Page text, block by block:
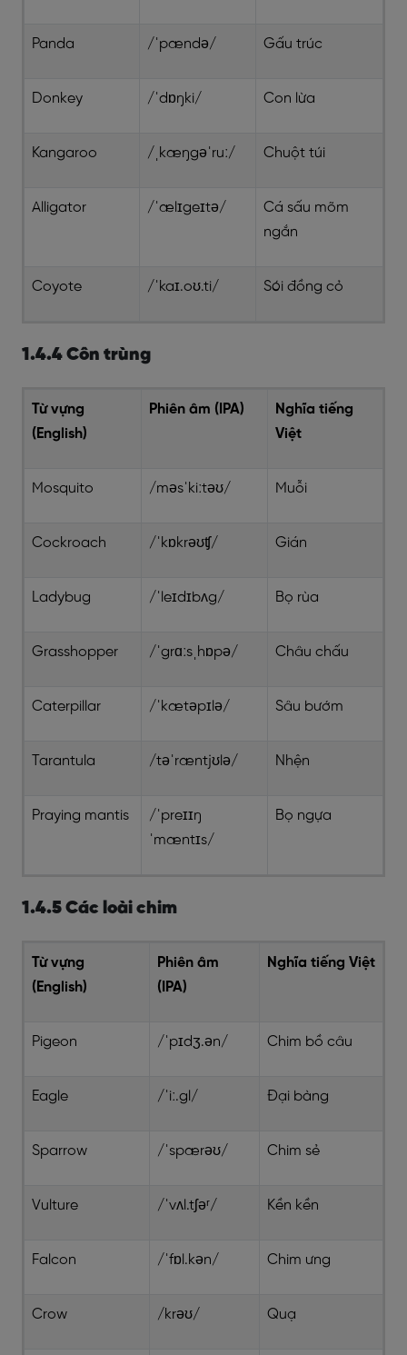
Panda /ˈpændə/ Gấu trúc
Donkey /ˈdɒŋki/ Con lừa
Kangaroo /ˌkæŋgəˈruː/ Chuột túi
Alligator /ˈælɪgeɪtə/
Cá sấu mõm
ngắn
Coyote /ˈkaɪ.oʊ.ti/ Sói đồng cỏ
1.4.4 Côn trùng
Từ vựng
(English)
Phiên âm (IPA)
Nghĩa tiếng
Việt
Mosquito /məsˈkiːtəʊ/ Muỗi
Cockroach /ˈkɒkrəʊʧ/ Gián
Ladybug /ˈleɪdɪbʌg/ Bọ rùa
Grasshopper /ˈgrɑːsˌhɒpə/ Châu chấu
Caterpillar /ˈkætəpɪlə/ Sâu bướm
Tarantula /təˈræntjʊlə/ Nhện
Praying mantis
/ˈpreɪɪŋ
ˈmæntɪs/
Bọ ngựa
1.4.5 Các loài chim
Từ vựng
(English)
Phiên âm
(IPA)
Nghĩa tiếng Việt
Pigeon /ˈpɪdʒ.ən/ Chim bồ câu
Eagle /ˈiː.gl/ Đại bàng
Sparrow /ˈspærəʊ/ Chim sẻ
Vulture /ˈvʌl.tʃəʳ/ Kền kền
Falcon /ˈfɒl.kən/ Chim ưng
Crow /krəʊ/ Quạ